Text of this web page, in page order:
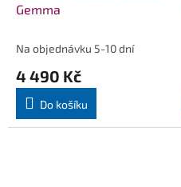
Gemma
Na objednávku 5-10 dní
4 490 Kč
Do košíku